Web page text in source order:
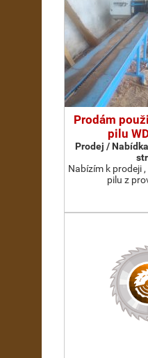
Prodám
pilu
Prodej /
Nabízím k prodeji
pilu z